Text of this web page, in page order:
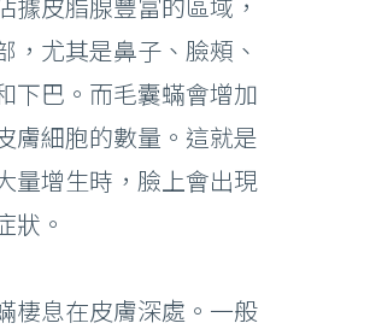
，尤其是鼻子、臉頰、
下巴。而毛囊蟎會增加
膚細胞的數量。這就是
量增生時，臉上會出現
狀。
棲息在皮膚深處。一般